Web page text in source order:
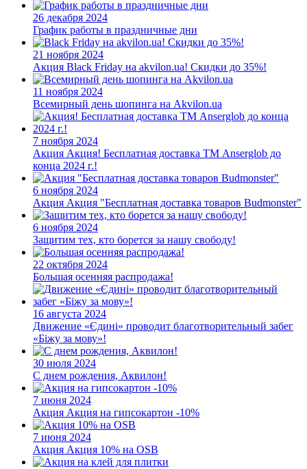
26 декабря 2024
График работы в праздничные дни
21 ноября 2024
Акция Black Friday на akvilon.ua! Скидки до 35%!
11 ноября 2024
Всемирный день шопинга на Akvilon.ua
7 ноября 2024
Акция Акция! Бесплатная доставка ТМ Anserglob до
конца 2024 г.!
6 ноября 2024
Акция Акция "Бесплатная доставка товаров Budmonster"
6 ноября 2024
Защитим тех, кто борется за нашу свободу!
22 октября 2024
Большая осенняя распродажа!
16 августа 2024
Движение «Єдині» проводит благотворительный забег
«Біжу за мову»!
30 июля 2024
С днем рождения, Аквилон!
7 июня 2024
Акция Акция на гипсокартон -10%
7 июня 2024
Акция Акция 10% на OSB